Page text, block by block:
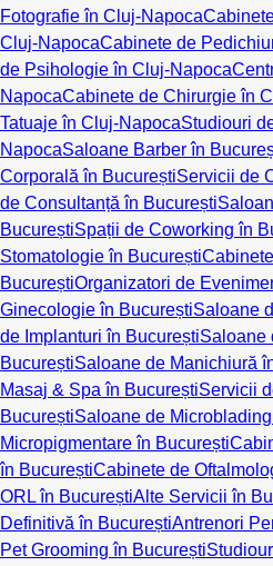
Fotografie în Cluj-Napoca
Cluj-NapocaCabinete de
de Psihologie în Cluj-Napoca
NapocaCabinete de Chirurgie în
Tatuaje în Cluj-NapocaStudiouri
NapocaSaloane Barber în
Corporală în BucureștiServicii de
de Consultanță în București
BucureștiSpații de Coworking în
Stomatologie în București
BucureștiOrganizatori de
Ginecologie în BucureștiSaloane
de Implanturi în BucureștiSaloane
BucureștiSaloane de Manichiură
Masaj & Spa în BucureștiServicii
BucureștiSaloane de
Micropigmentare în București
în BucureștiCabinete de
ORL în BucureștiAlte Servicii în
Definitivă în BucureștiAntrenori
Pet Grooming în București